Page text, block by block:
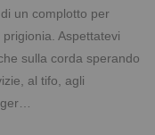
un complotto per
Aspettatevi
sulla corda sperando
al tifo, agli